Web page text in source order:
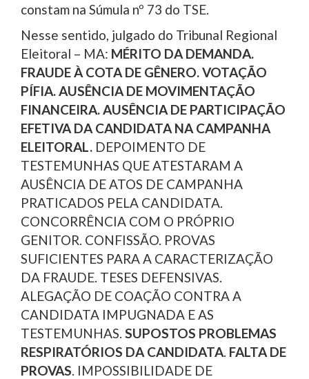
constam na Súmula nº 73 do TSE.
Nesse sentido, julgado do Tribunal Regional
Eleitoral – MA: MÉRITO DA DEMANDA.
FRAUDE À COTA DE GÊNERO. VOTAÇÃO
PÍFIA. AUSÊNCIA DE MOVIMENTAÇÃO
FINANCEIRA. AUSÊNCIA DE PARTICIPAÇÃO
EFETIVA DA CANDIDATA NA CAMPANHA
ELEITORAL. DEPOIMENTO DE
TESTEMUNHAS QUE ATESTARAM A
AUSÊNCIA DE ATOS DE CAMPANHA
PRATICADOS PELA CANDIDATA.
CONCORRÊNCIA COM O PRÓPRIO
GENITOR. CONFISSÃO. PROVAS
SUFICIENTES PARA A CARACTERIZAÇÃO
DA FRAUDE. TESES DEFENSIVAS.
ALEGAÇÃO DE COAÇÃO CONTRA A
CANDIDATA IMPUGNADA E AS
TESTEMUNHAS. SUPOSTOS PROBLEMAS
RESPIRATÓRIOS DA CANDIDATA FALTA DE
PROVAS . IMPOSSIBILIDADE DE